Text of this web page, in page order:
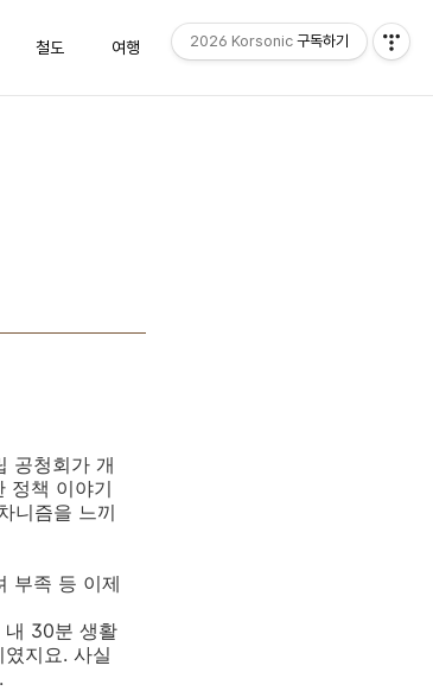
철도 여행 방명록 Admin
공청회가 개
정책 이야기
니즘을 느끼
부족 등 이제
내 30분 생활
지요. 사실
2026 Korsonic 구독하기